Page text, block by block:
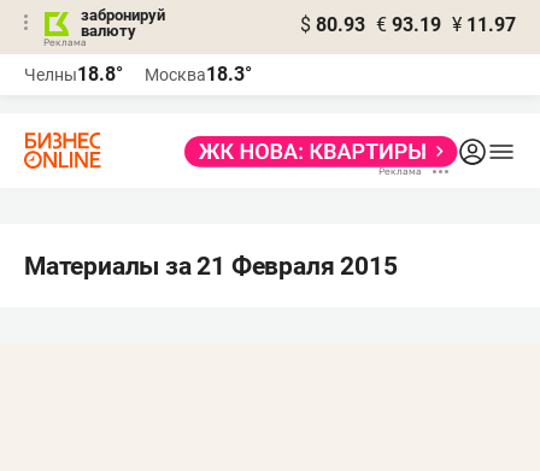
забронируй
валюту
$ 80.93 € 93.19 ¥ 11.97
Челны18.8° Москва18.3°
Материалы за 21 Февраля 2015